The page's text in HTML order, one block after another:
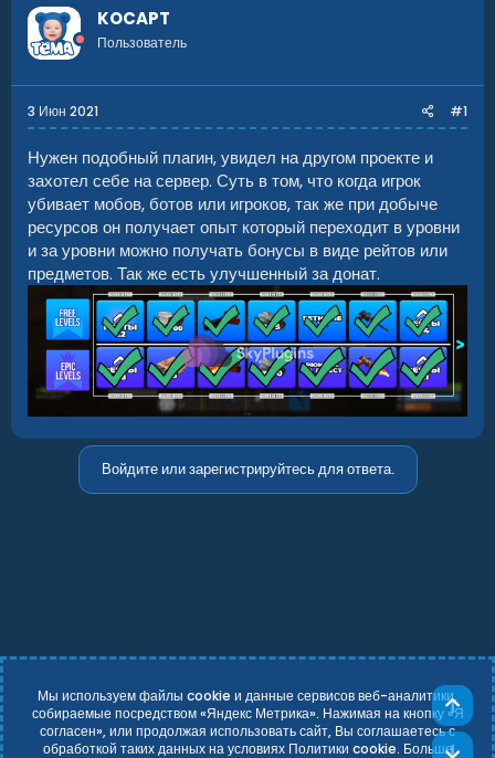
KOCAPT
Пользователь
3 Июн 2021 #1
Нужен подобный плагин, увидел на другом проекте и
захотел себе на сервер. Суть в том, что когда игрок
убивает мобов, ботов или игроков, так же при добыче
ресурсов он получает опыт который переходит в уровни
и за уровни можно получать бонусы в виде рейтов или
предметов. Так же есть улучшенный за донат.
Войдите или зарегистрируйтесь для ответа.
Russian (RU)
Условия и правила
Мы используем файлы cookie и данные сервисов веб-аналитики,
собираемые посредством «Яндекс Метрика». Нажимая на кнопку «Я
согласен», или продолжая использовать сайт, Вы соглашаетесь с
обработкой таких данных на условиях Политики cookie. Больше